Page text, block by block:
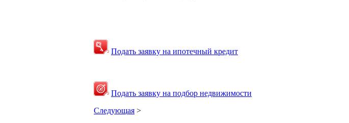
Подать заявку на ипотечный кредит
Подать заявку на подбор недвижимости
Следующая >